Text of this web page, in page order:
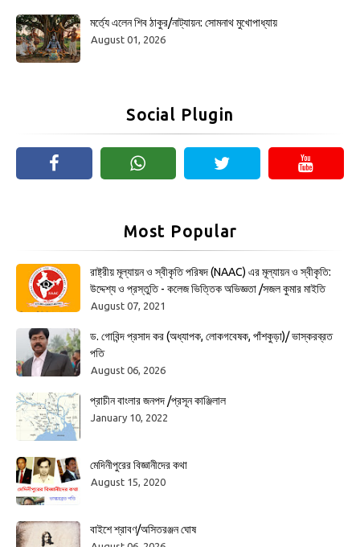
মর্ত্যে এলেন শিব ঠাকুর/নাট্যায়ন: সোমনাথ মুখোপাধ্যায়
August 01, 2026
Social Plugin
Most Popular
রাষ্ট্রীয় মূল্যায়ন ও স্বীকৃতি পরিষদ (NAAC) এর মূল্যায়ন ও স্বীকৃতি:
উদ্দেশ্য ও প্রস্তুতি - কলেজ ভিত্তিক অভিজ্ঞতা /সজল কুমার মাইতি
August 07, 2021
ড. গোবিন্দ প্রসাদ কর (অধ্যাপক, লোকগবেষক, পাঁশকুড়া)/ ভাস্করব্রত
পতি
August 06, 2026
প্রাচীন বাংলার জনপদ /প্রসূন কাঞ্জিলাল
January 10, 2022
মেদিনীপুরের বিজ্ঞানীদের কথা
August 15, 2020
বাইশে শ্রাবণ/অসিতরঞ্জন ঘোষ